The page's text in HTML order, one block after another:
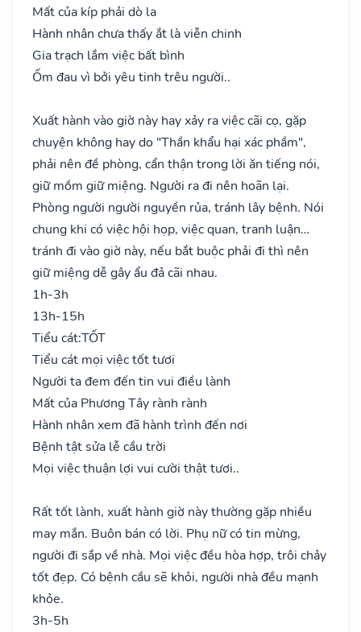
Mất của kíp phải dò la
Hành nhân chưa thấy ắt là viễn chinh
Gia trạch lắm việc bất bình
Ốm đau vì bởi yêu tinh trêu người..
Xuất hành vào giờ này hay xảy ra việc cãi cọ, gặp
chuyện không hay do "Thần khẩu hại xác phầm",
phải nên đề phòng, cẩn thận trong lời ăn tiếng nói,
giữ mồm giữ miệng. Người ra đi nên hoãn lại.
Phòng người người nguyền rủa, tránh lây bệnh. Nói
chung khi có việc hội họp, việc quan, tranh luận…
tránh đi vào giờ này, nếu bắt buộc phải đi thì nên
giữ miệng dễ gây ẩu đả cãi nhau.
1h-3h
13h-15h
Tiểu cát:TỐT
Tiểu cát mọi việc tốt tươi
Người ta đem đến tin vui điều lành
Mất của Phương Tây rành rành
Hành nhân xem đã hành trình đến nơi
Bệnh tật sửa lễ cầu trời
Mọi việc thuận lợi vui cười thật tươi..
Rất tốt lành, xuất hành giờ này thường gặp nhiều
may mắn. Buôn bán có lời. Phụ nữ có tin mừng,
người đi sắp về nhà. Mọi việc đều hòa hợp, trôi chảy
tốt đẹp. Có bệnh cầu sẽ khỏi, người nhà đều mạnh
khỏe.
3h-5h